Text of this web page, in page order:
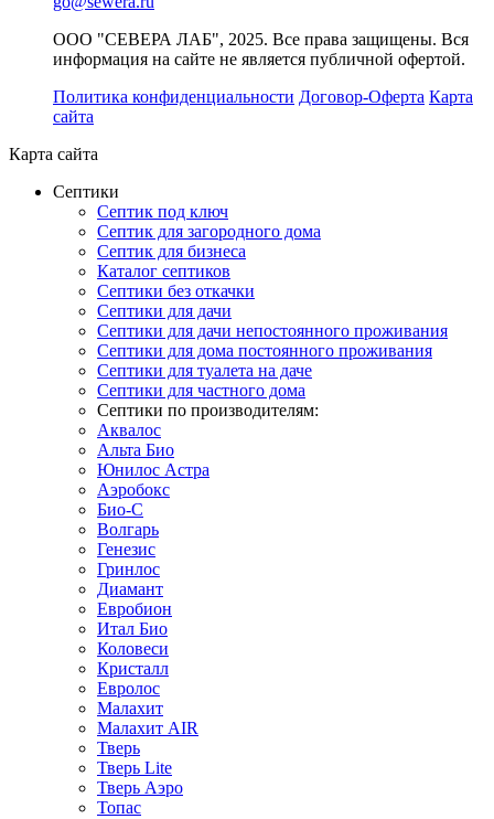
ООО "СЕВЕРА ЛАБ", 2025. Все права защищены. Вся
информация на сайте не является публичной офертой.
Политика конфиденциальности Договор-Оферта Карта
сайта
Карта сайта
Септики
Септик под ключ
Септик для загородного дома
Септик для бизнеса
Каталог септиков
Септики без откачки
Септики для дачи
Септики для дачи непостоянного проживания
Септики для дома постоянного проживания
Септики для туалета на даче
Септики для частного дома
Септики по производителям:
Аквалос
Альта Био
Юнилос Астра
Аэробокс
Био-С
Волгарь
Генезис
Гринлос
Диамант
Евробион
Итал Био
Коловеси
Кристалл
Евролос
Малахит
Малахит AIR
Тверь
Тверь Lite
Тверь Аэро
Топас